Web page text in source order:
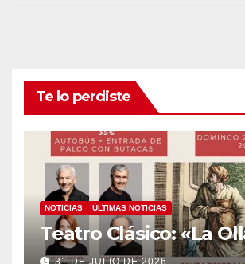
Te lo perdiste
NOTICIAS ÚLTIMAS NOTICIAS
Teatro Clásico: «La
31 DE JULIO DE 2026